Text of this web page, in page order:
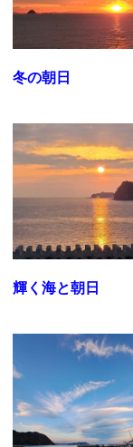
冬の朝日
輝く海と朝日